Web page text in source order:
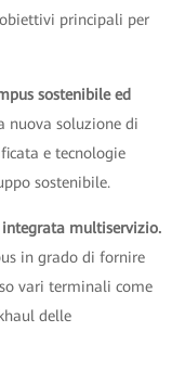
principali per
sostenibile ed
nuova soluzione di
e tecnologie
sostenibile.
integrata multiservizio.
in grado di fornire
vari terminali come
delle